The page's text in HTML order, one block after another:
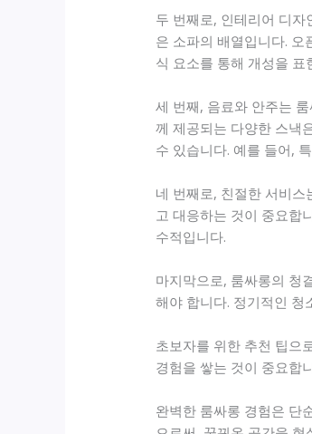
두 번째로, 인테리어 디
은 소파의 배열입니다.
식 요소를 통해 개성을 표
세 번째, 음료와 안주는
께 제공되는 다양한 스낵
수 있습니다. 예를 들어,
네 번째로, 친절한 서비
고 대응하는 것이 중요합
수적입니다.
마지막으로, 룸싸롱의 청
해야 합니다. 정기적인 청
초보자를 위한 추천 팁으
경험을 쌓는 것이 중요합
완벽한 룸싸롱 경험은 단